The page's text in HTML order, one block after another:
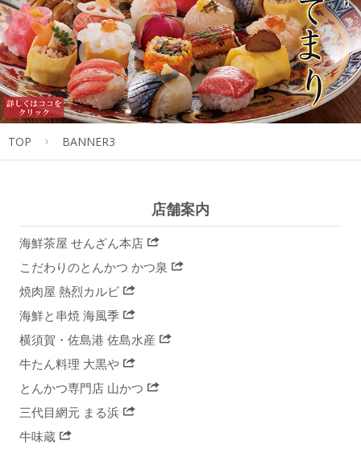
TOP BANNER3
店舗案内
海鮮茶屋 せんざん本店
こだわりのとんかつ かつ泉
焼肉屋 熱烈カルビ
海鮮と串焼 海風季
横須賀・佐島港 佐島水産
牛たん料理 大黒や
とんかつ専門店 山かつ
三代目網元 まる浜
牛味蔵